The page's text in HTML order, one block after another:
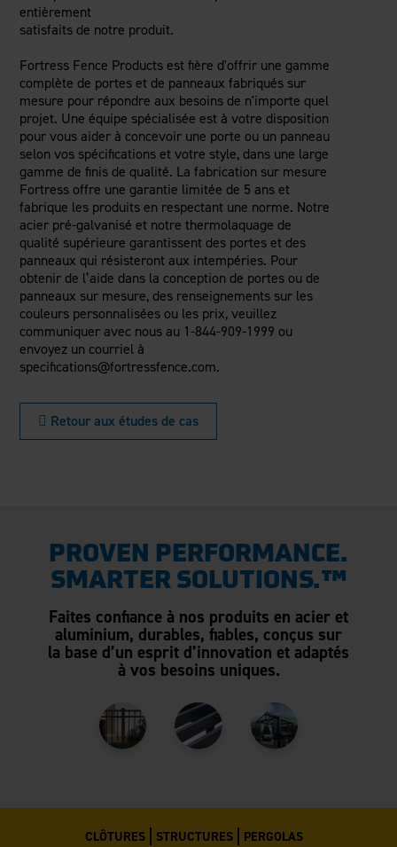
entièrement
satisfaits de notre produit.
Fortress Fence Products est fière d'offrir une gamme
complète de portes et de panneaux fabriqués sur
mesure pour répondre aux besoins de n'importe quel
projet. Une équipe spécialisée est à votre disposition
pour vous aider à concevoir une porte ou un panneau
selon vos spécifications et votre style, dans une large
gamme de finis de qualité. La fabrication sur mesure
Fortress offre une garantie limitée de 5 ans et
fabrique les produits en respectant une norme. Notre
acier pré-galvanisé et notre thermolaquage de
qualité supérieure garantissent des portes et des
panneaux qui résisteront aux intempéries. Pour
obtenir de l’aide dans la conception de portes ou de
panneaux sur mesure, des renseignements sur les
couleurs personnalisées ou les prix, veuillez
communiquer avec nous au 1-844-909-1999 ou
envoyez un courriel à
specifications@fortressfence.com.
 Retour aux études de cas
PROVEN PERFORMANCE.
SMARTER SOLUTIONS.™
Faites confiance à nos produits en acier et
aluminium, durables, fiables, conçus sur
la base d’un esprit d’innovation et adaptés
à vos besoins uniques.
CLÔTURES STRUCTURES PERGOLAS